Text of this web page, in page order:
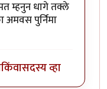
म्हनुन धागे तक्ले
पुर्निमा
किंवासदस्य व्हा